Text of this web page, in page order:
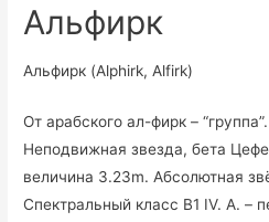
Альфирк
Альфирк (Alphirk, Alfirk)
От арабского ал-фирк – “группа”.
Неподвижная звезда, бета
величина 3.23m. Абсолютная
Спектральный класс B1 IV. А. –